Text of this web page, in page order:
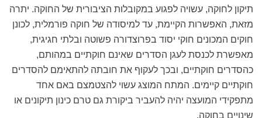
תיקון לחוקה, עשויה לפגוע במקובלות הציבורית של החוקה. יתרה
מזאת, האפשרות הקיימת, עד למיסודה של חוקה פורמלית, לכונן
חוקים המכונים חוקי יסוד בפרוצדורה פשוטה ובלתי חגיגית,
מאפשרת לכנסת לעגן הסדרים שאינם חוקתיים במהותם,
כהסדרים חוקתיים, ובכך לעקוף את חובתה להתאימם להסדרים
חוקתיים קיימים. המתח המוצג עשוי להצטמצם באם אחד
מתפקידי המועצה יהיה להעביר ביקורת גם טרם כינון תיקונים או
שינויים בחוקה.